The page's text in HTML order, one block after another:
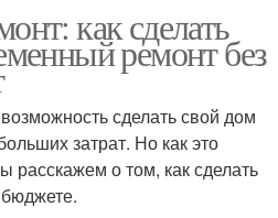
как сделать
ремонт без
сделать свой дом
затрат. Но как это
расскажем о том, как сделать